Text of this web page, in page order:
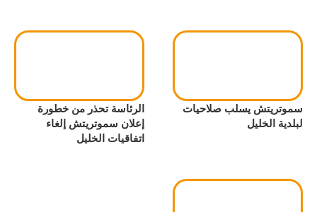
سموتريتش يسلب صلاحيات
لبلدية الخليل
الرئاسة تحذر من خطورة
إعلان سموتريتش إلغاء
اتفاقيات الخليل